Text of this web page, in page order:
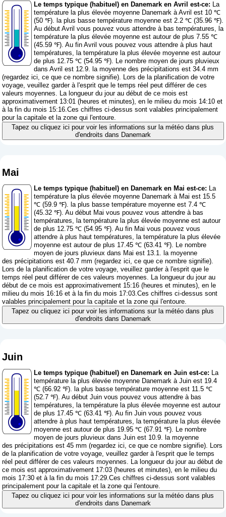
Le temps typique (habituel) en Danemark en Avril est-ce: La
température la plus élevée moyenne Danemark à Avril est 10 ℃
(50 ℉). la plus basse température moyenne est 2.2 ℃ (35.96 ℉).
Au début Avril vous pouvez vous attendre à bas températures, la
température la plus élevée moyenne est autour de plus 7.55 ℃
(45.59 ℉). Au fin Avril vous pouvez vous attendre à plus haut
températures, la température la plus élevée moyenne est autour
de plus 12.75 ℃ (54.95 ℉). Le nombre moyen de jours pluvieux
dans Avril est 12.9. la moyenne des précipitations est 34.4 mm
(regardez ici, ce que ce nombre signifie). Lors de la planification de votre
voyage, veuillez garder à l'esprit que le temps réel peut différer de ces
valeurs moyennes. La longueur du jour au début de ce mois est
approximativement 13:01 (heures et minutes), en le milieu du mois 14:10 et
à la fin du mois 15:16.Ces chiffres ci-dessus sont valables principalement
pour la capitale et la zone qui l'entoure.
Tapez ou cliquez ici pour voir les informations sur la météo dans plus
d'endroits dans Danemark
Mai
Le temps typique (habituel) en Danemark en Mai est-ce: La
température la plus élevée moyenne Danemark à Mai est 15.5
℃ (59.9 ℉). la plus basse température moyenne est 7.4 ℃
(45.32 ℉). Au début Mai vous pouvez vous attendre à bas
températures, la température la plus élevée moyenne est autour
de plus 12.75 ℃ (54.95 ℉). Au fin Mai vous pouvez vous
attendre à plus haut températures, la température la plus élevée
moyenne est autour de plus 17.45 ℃ (63.41 ℉). Le nombre
moyen de jours pluvieux dans Mai est 13.1. la moyenne
des précipitations est 40.7 mm (regardez ici, ce que ce nombre signifie).
Lors de la planification de votre voyage, veuillez garder à l'esprit que le
temps réel peut différer de ces valeurs moyennes. La longueur du jour au
début de ce mois est approximativement 15:16 (heures et minutes), en le
milieu du mois 16:16 et à la fin du mois 17:03.Ces chiffres ci-dessus sont
valables principalement pour la capitale et la zone qui l'entoure.
Tapez ou cliquez ici pour voir les informations sur la météo dans plus
d'endroits dans Danemark
Juin
Le temps typique (habituel) en Danemark en Juin est-ce: La
température la plus élevée moyenne Danemark à Juin est 19.4
℃ (66.92 ℉). la plus basse température moyenne est 11.5 ℃
(52.7 ℉). Au début Juin vous pouvez vous attendre à bas
températures, la température la plus élevée moyenne est autour
de plus 17.45 ℃ (63.41 ℉). Au fin Juin vous pouvez vous
attendre à plus haut températures, la température la plus élevée
moyenne est autour de plus 19.95 ℃ (67.91 ℉). Le nombre
moyen de jours pluvieux dans Juin est 10.9. la moyenne
des précipitations est 45 mm (regardez ici, ce que ce nombre signifie). Lors
de la planification de votre voyage, veuillez garder à l'esprit que le temps
réel peut différer de ces valeurs moyennes. La longueur du jour au début de
ce mois est approximativement 17:03 (heures et minutes), en le milieu du
mois 17:30 et à la fin du mois 17:29.Ces chiffres ci-dessus sont valables
principalement pour la capitale et la zone qui l'entoure.
Tapez ou cliquez ici pour voir les informations sur la météo dans plus
d'endroits dans Danemark